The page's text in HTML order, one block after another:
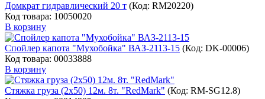
Домкрат гидравлический 20 т (Код: RM20220)
Код товара: 10050020
В корзину
Спойлер капота "Мухобойка" ВАЗ-2113-15 (Код: DK-00006)
Код товара: 00033888
В корзину
Стяжка груза (2х50) 12м. 8т. "RedMark" (Код: RМ-SG12.8)